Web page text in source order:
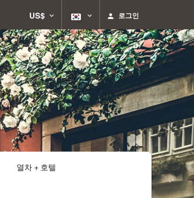
US$ 로그인
열차 + 호텔